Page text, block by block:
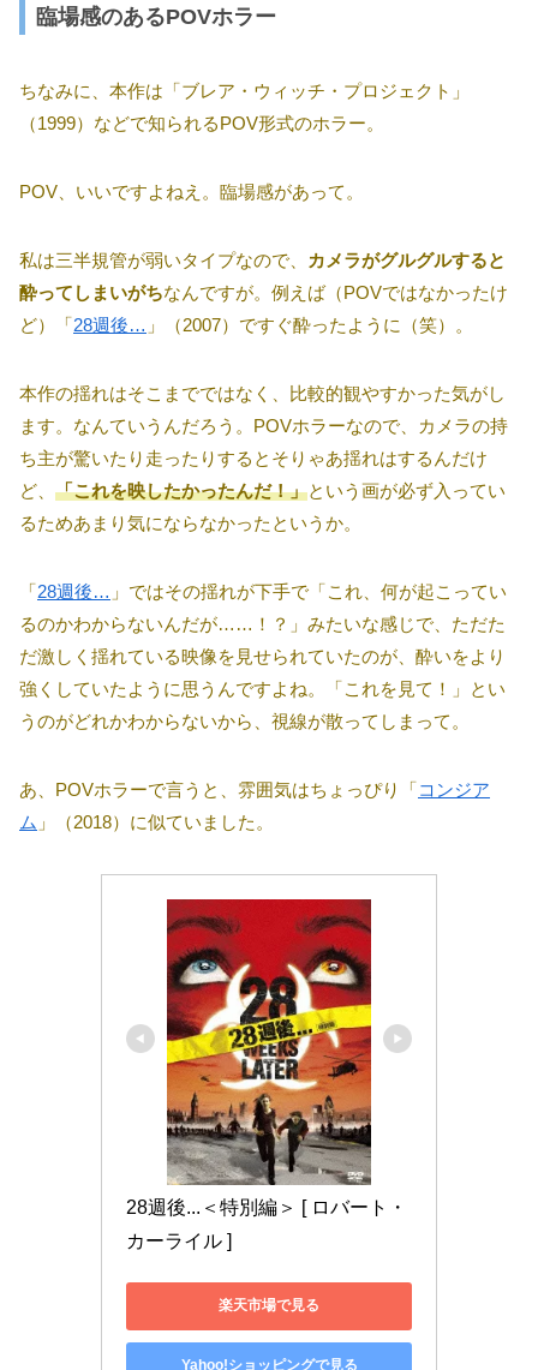
臨場感のあるPOVホラー
ちなみに、本作は「ブレア・ウィッチ・プロジェクト」
（1999）などで知られるPOV形式のホラー。
POV、いいですよねえ。臨場感があって。
私は三半規管が弱いタイプなので、
カメラがグルグルすると
酔ってしまいがちなんですが。例えば（POVではなかったけ
ど）「28週後… 」（2007）ですぐ酔ったように（笑）。
本作の揺れはそこまでではなく、比較的観やすかった気がし
ます。なんていうんだろう。POVホラーなので、カメラの持
ち主が驚いたり走ったりするとそりゃあ揺れはするんだけ
ど、 「これを映したかったんだ！」という画が必ず入ってい
るためあまり気にならなかったというか。
「28週後… 」ではその揺れが下手で「これ、何が起こってい
るのかわからないんだが……！？」みたいな感じで、ただた
だ激しく揺れている映像を見せられていたのが、酔いをより
強くしていたように思うんですよね。「これを見て！」とい
うのがどれかわからないから、視線が散ってしまって。
あ、POVホラーで言うと、雰囲気はちょっぴり「コンジア
ム 」（2018）に似ていました。
28週後...＜特別編＞ [ ロバート・
カーライル ]
楽天市場で見る
Yahoo!ショッピングで見る